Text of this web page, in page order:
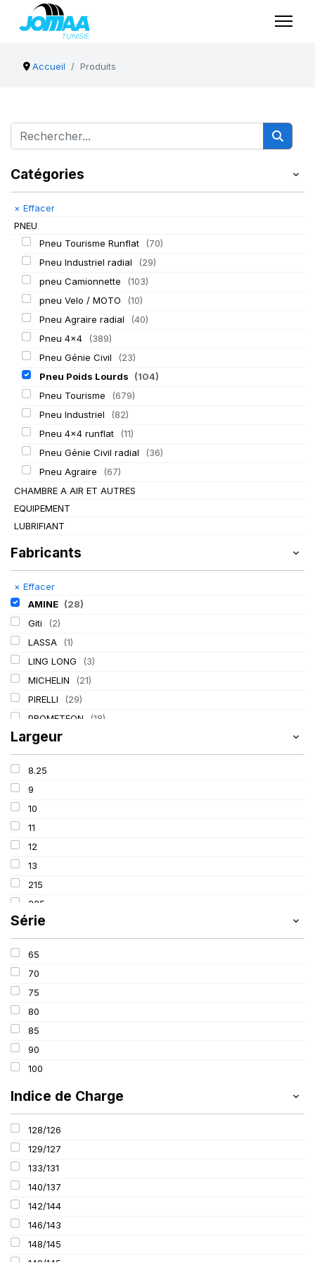
Accueil Produits
Catégories
× Effacer
PNEU
Pneu Tourisme Runflat
(70)
Pneu Industriel radial
(29)
pneu Camionnette
(103)
pneu Velo / MOTO
(10)
Pneu Agraire radial
(40)
Pneu 4x4
(389)
Pneu Génie Civil
(23)
Pneu Poids Lourds
(104)
Pneu Tourisme
(679)
Pneu Industriel
(82)
Pneu 4x4 runflat
(11)
Pneu Génie Civil radial
(36)
Pneu Agraire
(67)
CHAMBRE A AIR ET AUTRES
EQUIPEMENT
LUBRIFIANT
Fabricants
× Effacer
AMINE (28)
Giti
(2)
LASSA
(1)
LING LONG
(3)
MICHELIN
(21)
PIRELLI
(29)
PROMETEON
(18)
TIGAR (2)
Largeur
8.25
9
10
11
12
13
215
225
275
295
315
385
Série
65
70
75
80
85
90
100
Indice de Charge
128/126
129/127
133/131
140/137
142/144
146/143
148/145